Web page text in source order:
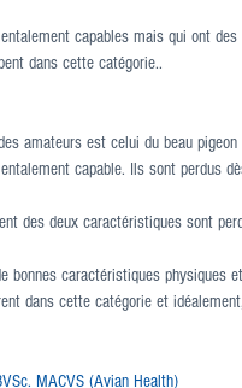
capables mais qui ont
dans cette catégorie..
amateurs est celui du beau
capable. Ils sont perdus
des deux caractéristiques sont
bonnes caractéristiques physiques
dans cette catégorie et
MACVS (Avian Health)